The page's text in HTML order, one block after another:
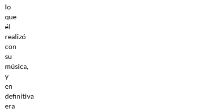
lo
que
él
realizó
con
su
música,
y
en
definitiva
era